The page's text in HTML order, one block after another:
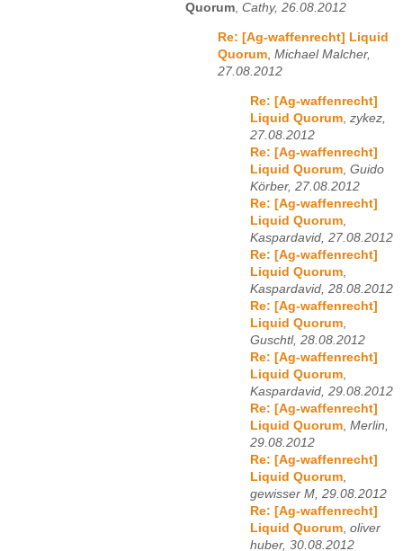
Quorum, Cathy, 26.08.2012
Re: [Ag-waffenrecht] Liquid
Quorum Michael Malcher,
27.08.2012
Re: [Ag-waffenrecht]
Liquid Quorum zykez,
27.08.2012
Re: [Ag-waffenrecht]
Liquid Quorum Guido
Körber, 27.08.2012
Re: [Ag-waffenrecht]
Liquid Quorum
Kaspardavid, 27.08.2012
Re: [Ag-waffenrecht]
Liquid Quorum
Kaspardavid, 28.08.2012
Re: [Ag-waffenrecht]
Liquid Quorum
Guschtl, 28.08.2012
Re: [Ag-waffenrecht]
Liquid Quorum
Kaspardavid, 29.08.2012
Re: [Ag-waffenrecht]
Liquid Quorum Merlin,
29.08.2012
Re: [Ag-waffenrecht]
Liquid Quorum
gewisser M, 29.08.2012
Re: [Ag-waffenrecht]
Liquid Quorum oliver
huber, 30.08.2012